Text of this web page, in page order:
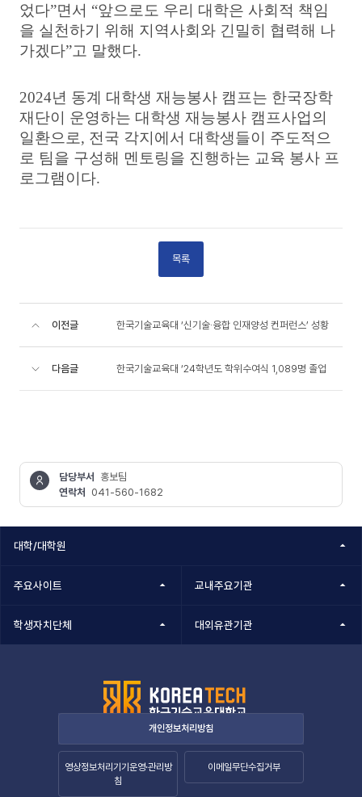
었다”면서 “앞으로도 우리 대학은 사회적 책임
을 실천하기 위해 지역사회와 긴밀히 협력해 나
가겠다”고 말했다.
2024년 동계 대학생 재능봉사 캠프는 한국장학
재단이 운영하는 대학생 재능봉사 캠프사업의
일환으로, 전국 각지에서 대학생들이 주도적으
로 팀을 구성해 멘토링을 진행하는 교육 봉사 프
로그램이다.
목록
이전글 한국기술교육대 ‘신기술·융합 인재양성 컨퍼런스’ 성황
다음글 한국기술교육대 ‘24학년도 학위수여식 1,089명 졸업
담당부서
홍보팀
연락처
041-560-1682
대학/대학원
주요사이트 교내주요기관
학생자치단체 대외유관기관
개인정보처리방침
영상정보처리기기운영·관리방
침
이메일무단수집거부